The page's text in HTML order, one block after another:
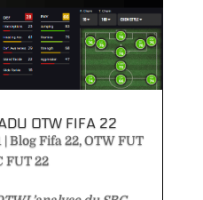
OTW FIFA 22
|Blog Fifa 22,OTW FUT
FUT 22